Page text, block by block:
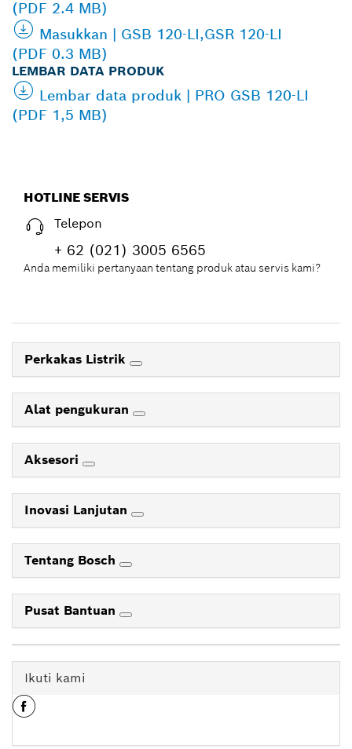
(PDF 2.4 MB)
Masukkan | GSB 120-LI,GSR 120-LI
(PDF 0.3 MB)
LEMBAR DATA PRODUK
Lembar data produk | PRO GSB 120-LI
(PDF 1,5 MB)
HOTLINE SERVIS
Telepon
+ 62 (021) 3005 6565
Anda memiliki pertanyaan tentang produk atau servis kami?
Perkakas Listrik
Alat pengukuran
Aksesori
Inovasi Lanjutan
Tentang Bosch
Pusat Bantuan
Ikuti kami